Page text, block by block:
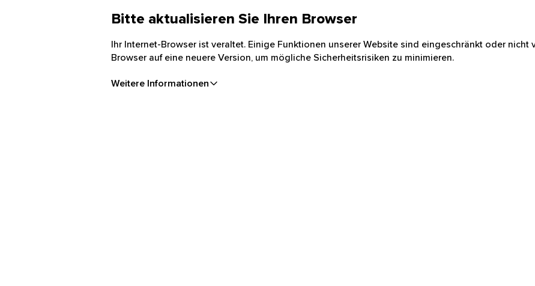
Bitte aktualisieren Sie Ihren Browser
Ihr Internet-Browser ist veraltet. Einige Funktionen unserer Website sind eingeschränkt oder nicht
Browser auf eine neuere Version, um mögliche Sicherheitsrisiken zu minimieren.
Weitere Informationen